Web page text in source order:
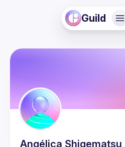
Guild
Angélica Shigematsu